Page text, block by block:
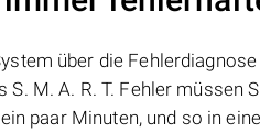
über die
M. A. R. T. Fehler
paar Minuten, und so in